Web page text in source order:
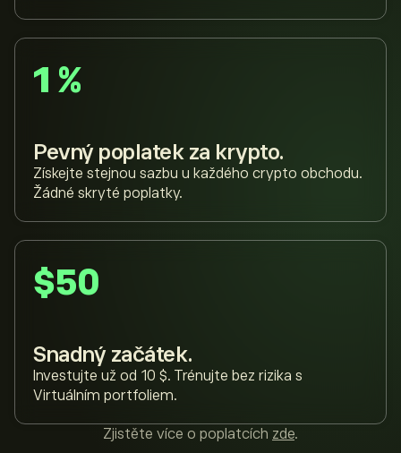
1 %
Pevný poplatek za krypto.
Získejte stejnou sazbu u každého crypto obchodu.
Žádné skryté poplatky.
$50
Snadný začátek.
Investujte už od 10 $. Trénujte bez rizika s
Virtuálním portfoliem.
Zjistěte více o poplatcích zde.